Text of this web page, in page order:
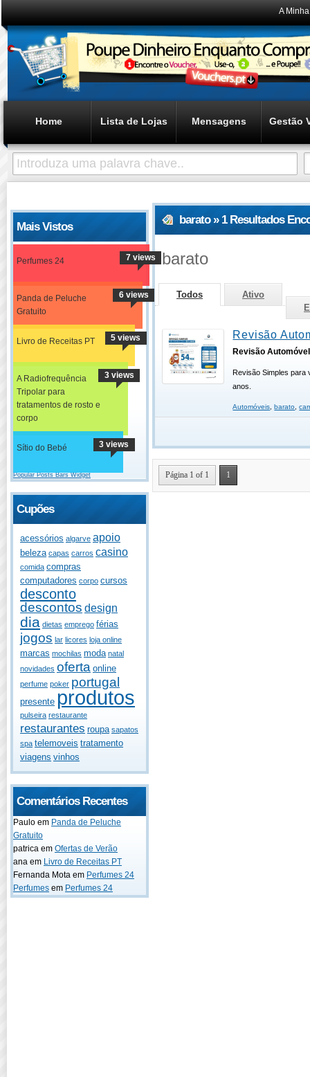
A
Home Lista de Lojas Mensagens Gestão
Mais Vistos
Perfumes 24 7 views
Panda de Peluche
Gratuito
6 views
Livro de Receitas PT 5 views
A Radiofrequência
Tripolar para
tratamentos de rosto e
corpo
3 views
Sítio do Bebé 3 views
Popular Posts Bars Widget
Cupões
acessórios algarve apoio
beleza capas carros casino
comida compras
computadores corpo cursos
desconto
descontos design
dia dietas emprego férias
jogos lar licores loja online
marcas mochilas moda natal
novidades oferta online
perfume poker portugal
presente produtos
pulseira restaurante
restaurantes roupa sapatos
spa telemoveis tratamento
viagens vinhos
Comentários Recentes
Paulo em Panda de Peluche
Gratuito
patrica em Ofertas de Verão
ana em Livro de Receitas PT
Fernanda Mota em Perfumes 24
Perfumes em Perfumes 24
barato » 1 Resultados
barato
Todos
Ativo
Revisão
Revisão Automóvel
Revisão Simples para
anos.
Automóveis ,barato ,
Página 1 of 1 1